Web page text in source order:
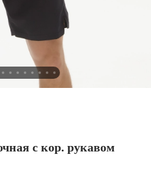
(1)
с кор. рукавом